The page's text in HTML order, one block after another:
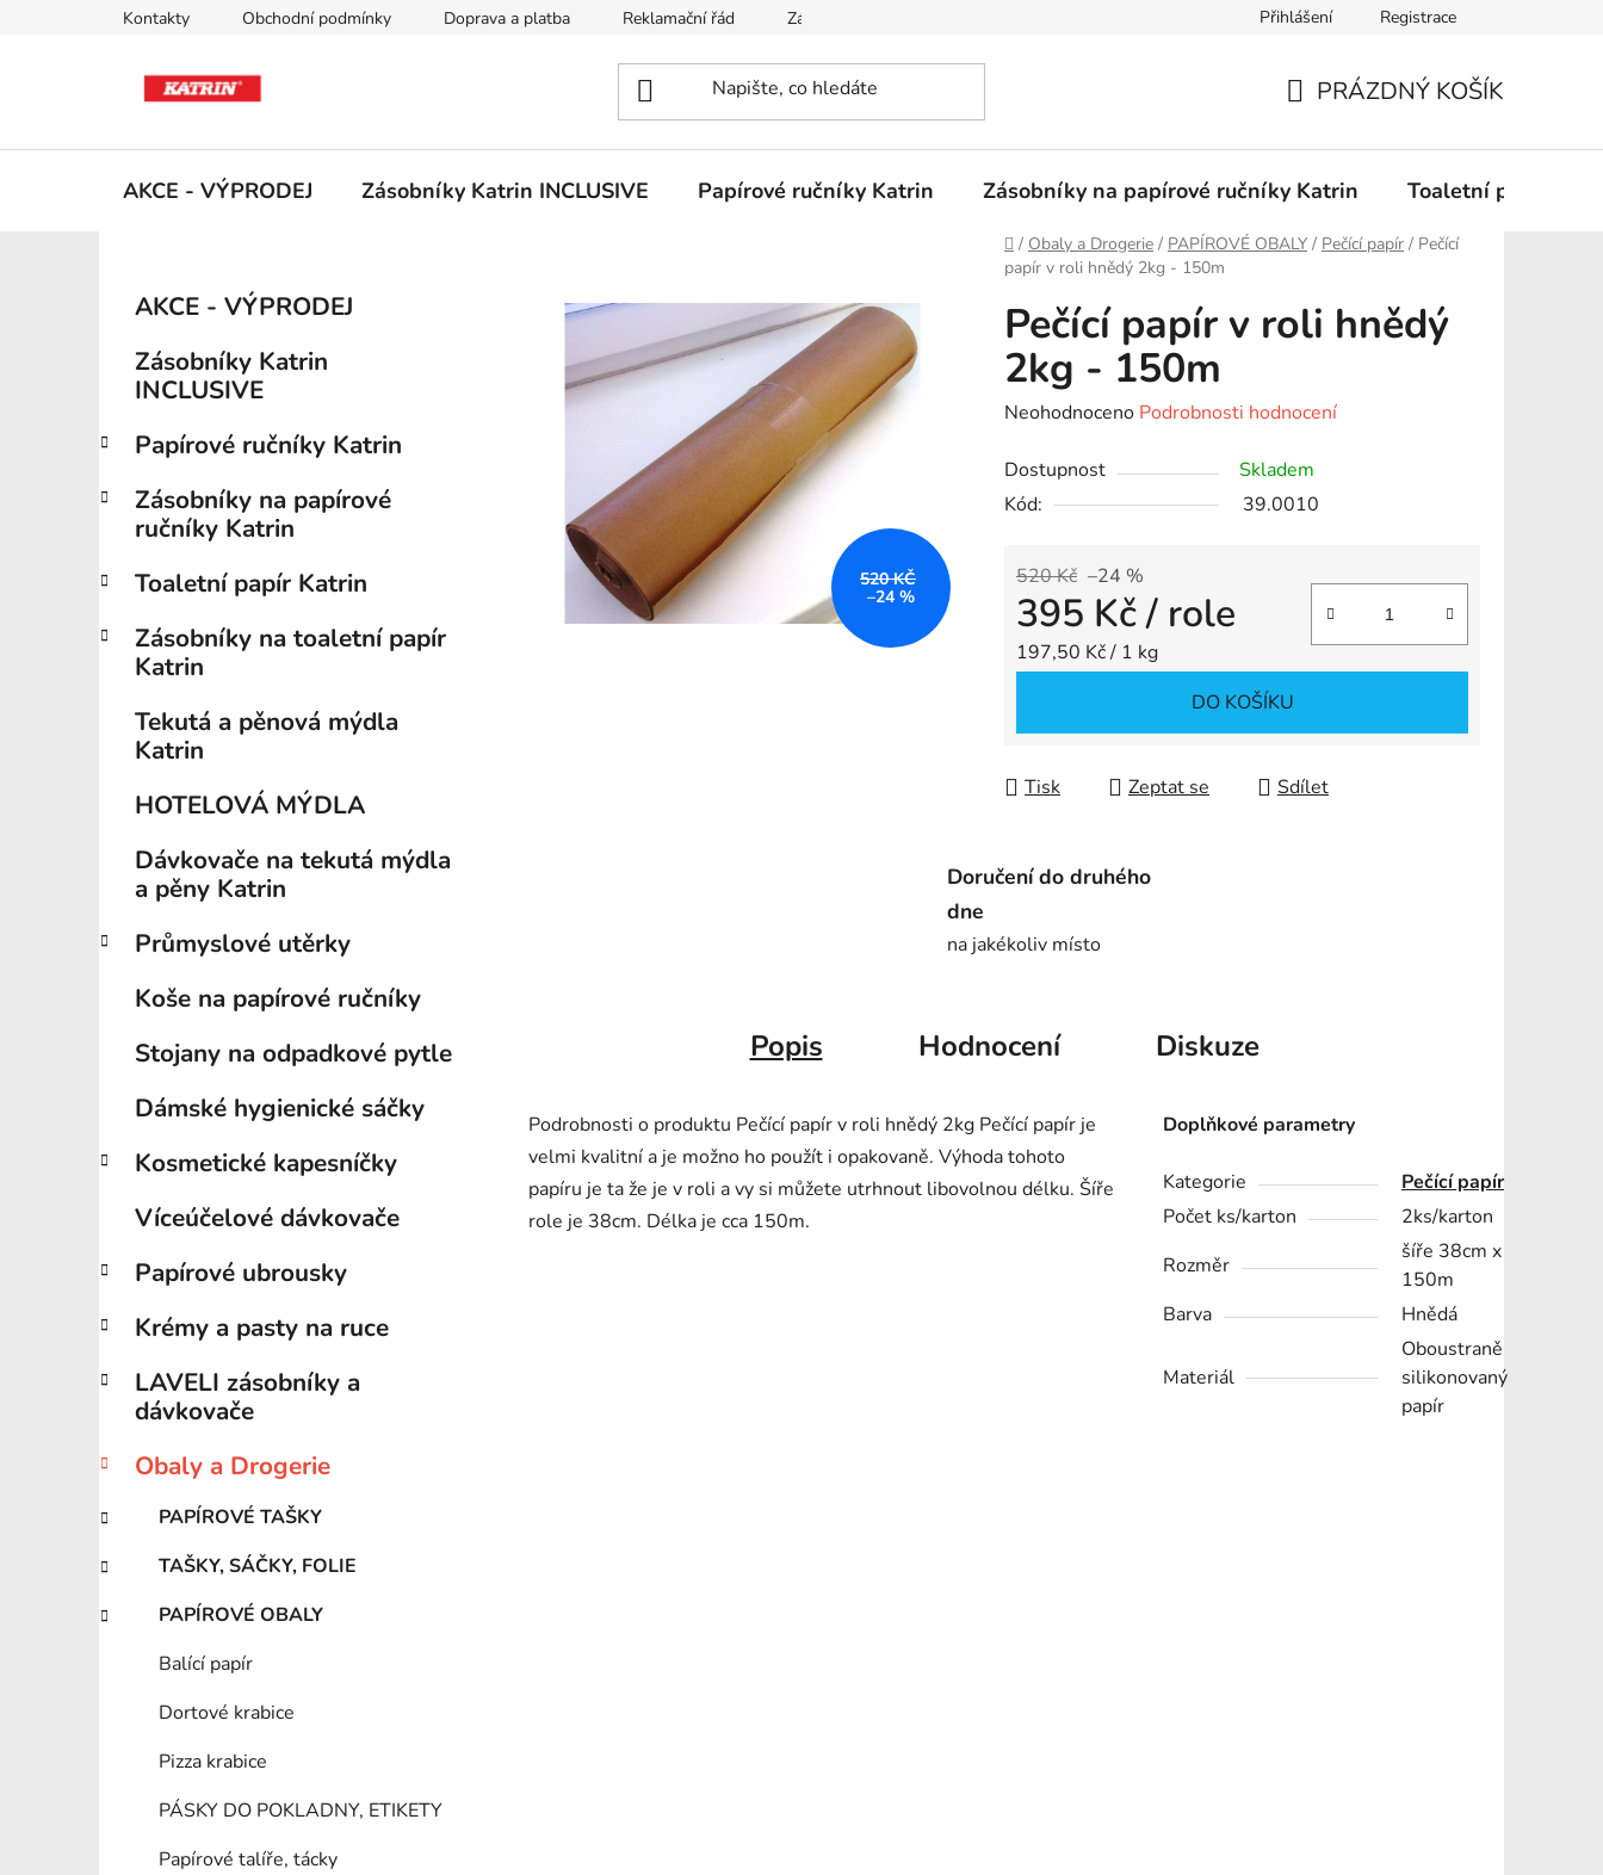
Kontakty Obchodní podmínky Doprava a platba Reklamační řád Zásady používání souborů cookies Podmínky ochrany osobních údajů
Přihlášení Registrace
KOŠÍK
PRÁZDNÝ KOŠÍK
AKCE - VÝPRODEJ Zásobníky Katrin INCLUSIVE Papírové ručníky Katrin Zásobníky na papírové ručníky Katrin Toaletní papír
Domů
/ Obaly a Drogerie / PAPÍROVÉ OBALY / Pečící papír / Pečící
papír v roli hnědý 2kg - 150m
a
n
p
n
Přeskočit
kategorie
r
e
AKCE - VÝPRODEJ
Zásobníky Katrin
INCLUSIVE
Papírové ručníky Katrin
Zásobníky na papírové
ručníky Katrin
Toaletní papír Katrin
Zásobníky na toaletní papír
Katrin
Tekutá a pěnová mýdla
Katrin
HOTELOVÁ MÝDLA
Dávkovače na tekutá mýdla
a pěny Katrin
Průmyslové utěrky
Koše na papírové ručníky
Stojany na odpadkové pytle
Dámské hygienické sáčky
Kosmetické kapesníčky
Víceúčelové dávkovače
Papírové ubrousky
Krémy a pasty na ruce
LAVELI zásobníky a
dávkovače
Obaly a Drogerie
PAPÍROVÉ TAŠKY
TAŠKY, SÁČKY, FOLIE
PAPÍROVÉ OBALY
Balící papír
Dortové krabice
Pizza krabice
PÁSKY DO POKLADNY, ETIKETY
Papírové talíře, tácky
Pečící papír v roli hnědý
2kg - 150m
Průměrné
produktu
je
Neohodnoceno Podrobnosti hodnocení
Dostupnost
Skladem
Kód:
39.0010
520 Kč –24 %
395 Kč/ role
Měrná cena:
197,50 Kč / 1 kg
DO KOŠÍKU
Tisk Zeptat se Sdílet
520 KČ
–24 %
Doručení do druhého
dne
na jakékoliv místo
Popis Hodnocení Diskuze
Podrobnosti o produktu Pečící papír v roli hnědý 2kg Pečící papír je
velmi kvalitní a je možno ho použít i opakovaně. Výhoda tohoto
papíru je ta že je v roli a vy si můžete utrhnout libovolnou délku. Šíře
role je 38cm. Délka je cca 150m.
Doplňkové parametry
Kategorie
Pečící papír
Počet ks/karton
2ks/karton
Rozměr
šíře 38cm x
150m
Barva
Hnědá
Materiál
Oboustraně
silikonovaný
papír